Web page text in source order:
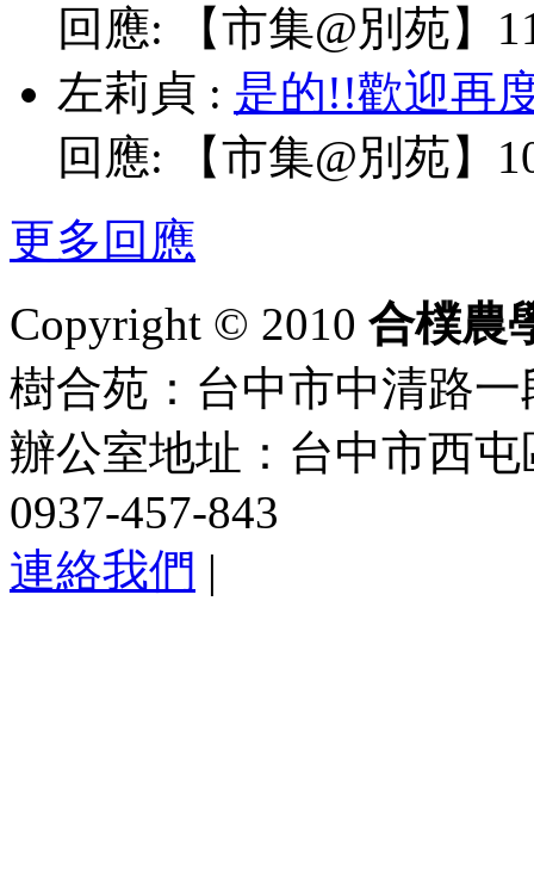
回應:
【市集@別苑】
左莉貞 : 是的!!歡迎再
回應:
【市集@別苑】
更多回應
Copyright © 2010 合樸農
樹合苑：台中市中清路一
辦公室地址：台中市西
0937-457-843
連絡我們 |